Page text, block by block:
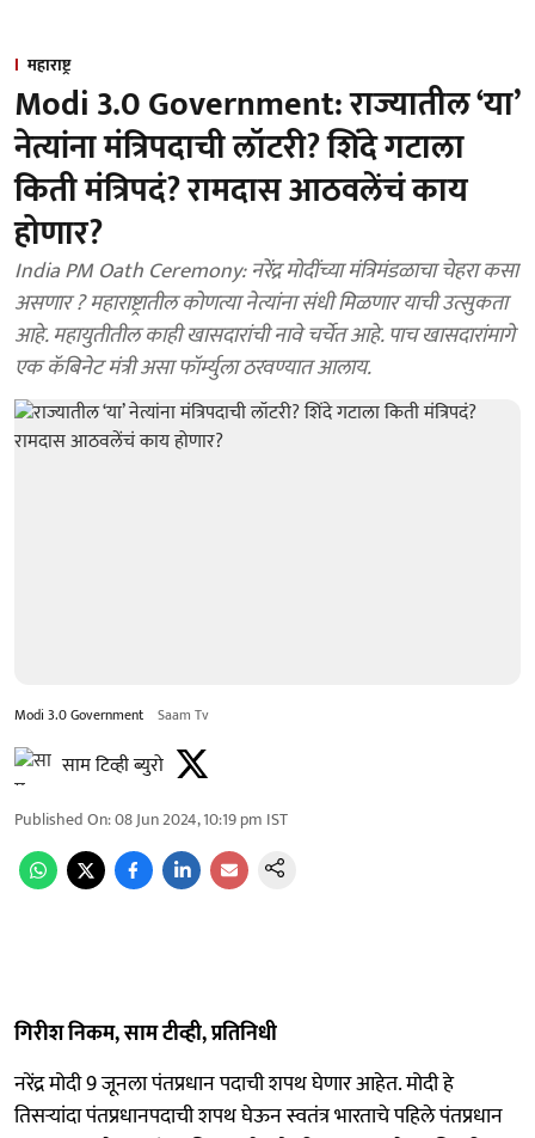
महाराष्ट्र
Modi 3.0 Government: राज्यातील ‘या’
नेत्यांना मंत्रिपदाची लॉटरी? शिंदे गटाला
किती मंत्रिपदं? रामदास आठवलेंचं काय
होणार?
India PM Oath Ceremony: नरेंद्र मोदींच्या मंत्रिमंडळाचा चेहरा कसा
असणार ? महाराष्ट्रातील कोणत्या नेत्यांना संधी मिळणार याची उत्सुकता
आहे. महायुतीतील काही खासदारांची नावे चर्चेत आहे. पाच खासदारांमागे
एक कॅबिनेट मंत्री असा फॉर्म्युला ठरवण्यात आलाय.
Modi 3.0 Government Saam Tv
साम टिव्ही ब्युरो
Published On:08 Jun 2024, 10:19 pm IST
गिरीश निकम, साम टीव्ही, प्रतिनिधी
नरेंद्र मोदी 9 जूनला पंतप्रधान पदाची शपथ घेणार आहेत. मोदी हे
तिसऱ्यांदा पंतप्रधानपदाची शपथ घेऊन स्वतंत्र भारताचे पहिले पंतप्रधान